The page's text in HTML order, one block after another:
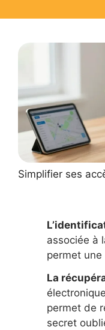
Simplifier ses
associée à
permet
La
permet de
secret